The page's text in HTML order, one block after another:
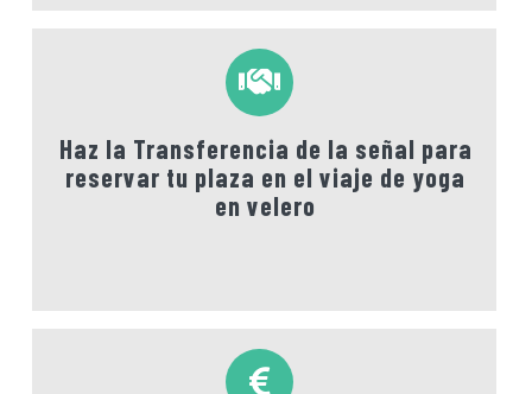
Haz la Transferencia de la señal para
reservar tu plaza en el viaje de yoga
en velero